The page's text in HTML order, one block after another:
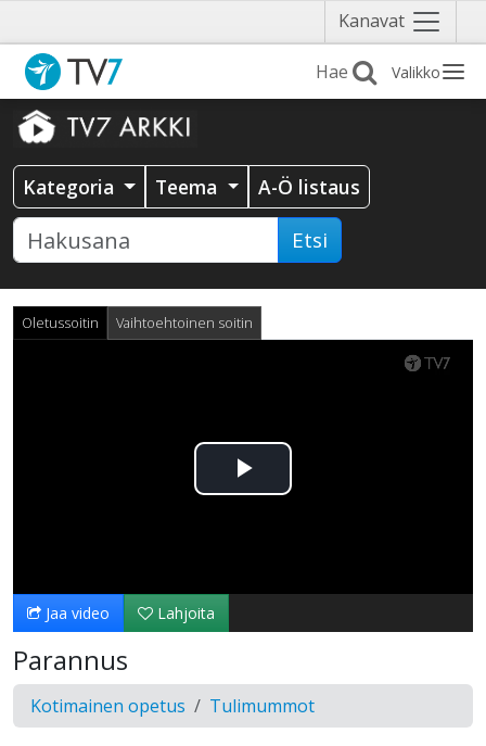
Kanavat Näytä
valikko
Valikko
Kategoria Teema A-Ö listaus
Etsi
Oletussoitin Vaihtoehtoinen soitin
Toista
Jaa video Lahjoita
Parannus
Kotimainen opetus Tulimummot